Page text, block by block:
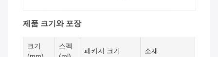
제품 크기와 포장
크기
스펙
패키지 크기 소재